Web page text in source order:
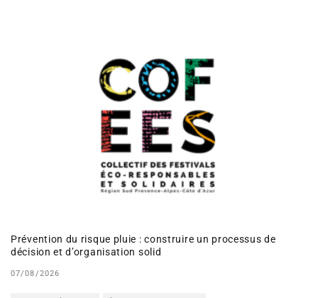
Prévention du risque pluie : construire un processus de
décision et d’organisation solid
07/08/2026